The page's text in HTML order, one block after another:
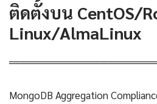
ติดตั้งบน CentOS/
Linux/AlmaLinux
MongoDB Aggregation